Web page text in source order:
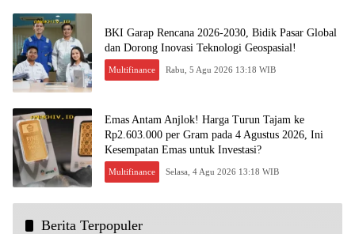
BKI Garap Rencana 2026-2030, Bidik Pasar Global
dan Dorong Inovasi Teknologi Geospasial!
Multifinance Rabu, 5 Agu 2026 13:18 WIB
Emas Antam Anjlok! Harga Turun Tajam ke
Rp2.603.000 per Gram pada 4 Agustus 2026, Ini
Kesempatan Emas untuk Investasi?
Multifinance Selasa, 4 Agu 2026 13:18 WIB
Berita Terpopuler